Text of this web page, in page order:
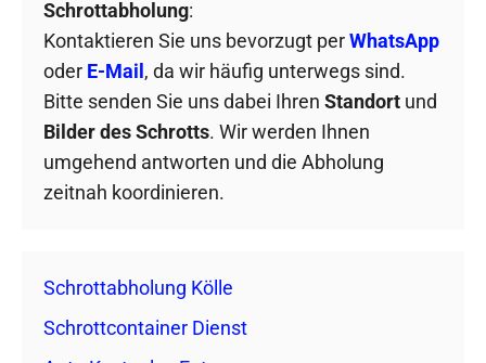
Schrottabholung:
Kontaktieren Sie uns bevorzugt perWhatsApp
oder E-Mail , da wir häufig unterwegs sind.
Bitte senden Sie uns dabei Ihren Standort und
Bilder des Schrotts. Wir werden Ihnen
umgehend antworten und die Abholung
zeitnah koordinieren.
Schrottabholung Kölle
Schrottcontainer Dienst